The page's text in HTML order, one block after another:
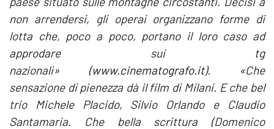
non arrendersi, gli operai organizzano forme di
lotta che, poco a poco, portano il loro caso ad
approdare sui tg
nazionali»
(www.cinematografo.it). «Che
sensazione di pienezza dà il film di Milani. E che bel
trio Michele Placido, Silvio Orlando e Claudio
Santamaria. Che bella scrittura (Domenico